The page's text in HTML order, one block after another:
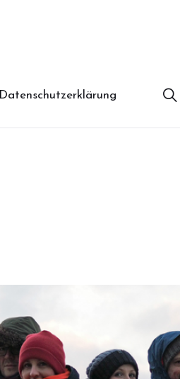
Datenschutzerklärung